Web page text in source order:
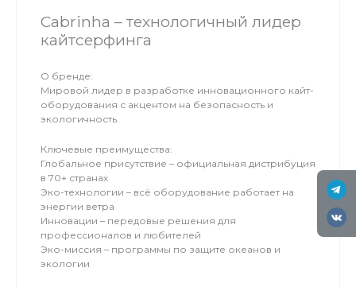
Cabrinha – технологичный лидер
кайтсерфинга
О бренде:
Мировой лидер в разработке инновационного кайт-
оборудования с акцентом на безопасность и
экологичность.
Ключевые преимущества:
Глобальное присутствие – официальная дистрибуция
в 70+ странах
Эко-технологии – всё оборудование работает на
энергии ветра
Инновации – передовые решения для
профессионалов и любителей
Эко-миссия – программы по защите океанов и
экологии